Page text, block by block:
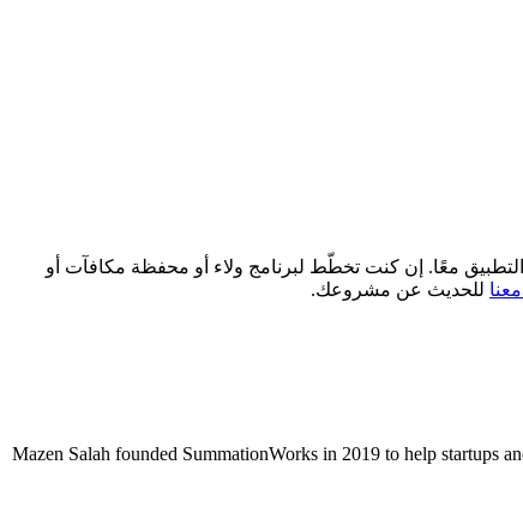
التطبيق معًا. إن كنت تخطّط لبرنامج ولاء أو محفظة مكافآت أو
للحديث عن مشروعك.
Mazen Salah founded SummationWorks in 2019 to help startups